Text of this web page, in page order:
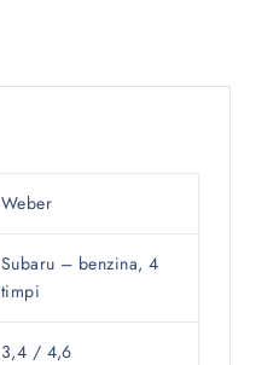
Weber
Subaru – benzina, 4
timpi
3,4 / 4,6